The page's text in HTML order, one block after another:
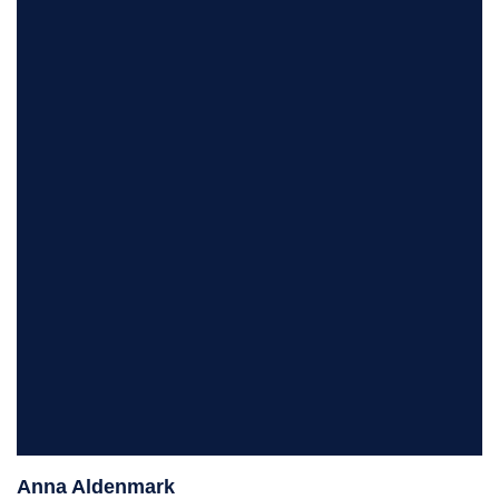
Anna Aldenmark